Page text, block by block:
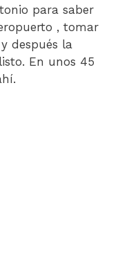
para saber
, tomar
después la
En unos 45